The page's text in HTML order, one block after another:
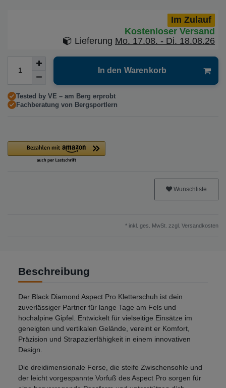
Im Zulauf
Kostenloser Versand
Lieferung Mo. 17.08. - Di. 18.08.26
In den Warenkorb
Tested by VE – am Berg erprobt
Fachberatung von Bergsportlern
Wunschliste
* inkl. ges. MwSt. zzgl. Versandkosten
Beschreibung
Der Black Diamond Aspect Pro Kletterschuh ist dein
zuverlässiger Partner für lange Tage am Fels und
hochalpine Gipfel. Entwickelt für vielseitige Einsätze im
geneigten und vertikalen Gelände, vereint er Komfort,
Präzision und Strapazierfähigkeit in einem innovativen
Design.
Die dreidimensionale Ferse, die steife Zwischensohle und
der leicht vorgespannte Vorfuß des Aspect Pro sorgen für